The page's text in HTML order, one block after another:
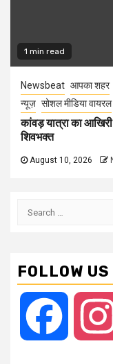
1 min read
Newsbeat आपका शहर
न्यूज़ सोशल मीडिया वायरल
कांवड़ यात्रा का
शिवभक्त
August 10, 2026
Search
FOLLOW US
Facebook